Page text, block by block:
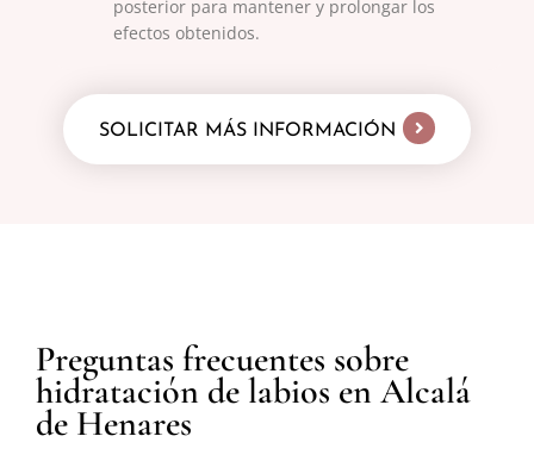
posterior para mantener y prolongar los
efectos obtenidos.
SOLICITAR MÁS INFORMACIÓN
Preguntas frecuentes sobre
hidratación de labios en Alcalá
de Henares